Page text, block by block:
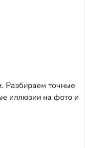
Разбираем точные
иллюзии на фото и